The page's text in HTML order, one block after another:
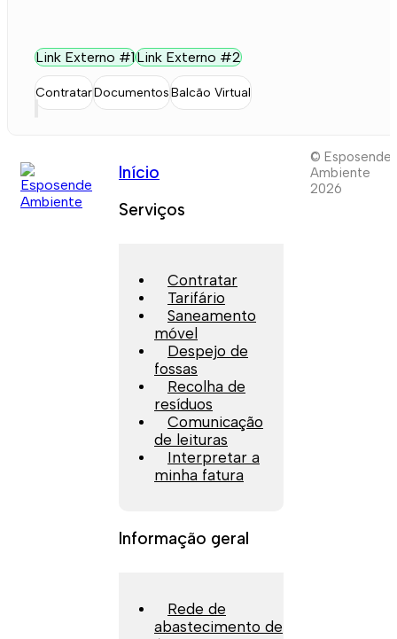
Link Externo #1Link Externo #2
ContratarDocumentosBalcão Virtual
Início
Serviços
Contratar
Tarifário
Saneamento
móvel
Despejo de
fossas
Recolha de
resíduos
Comunicação
de leituras
Interpretar a
minha fatura
Informação geral
Rede de
abastecimento de
© Esposende
Ambiente
2026